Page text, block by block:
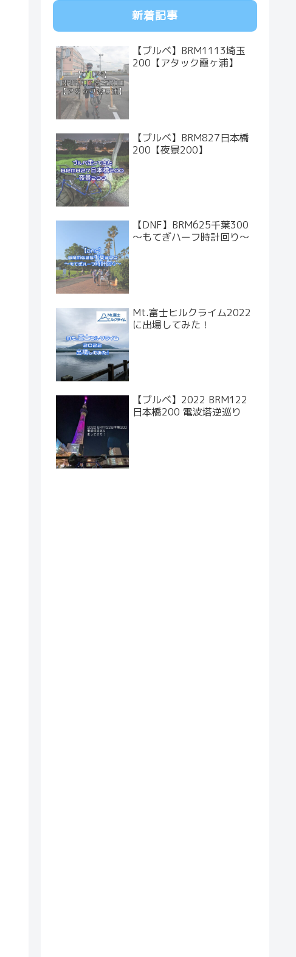
新着記事
【ブルベ】BRM1113埼玉
200【アタック霞ヶ浦】
【ブルベ】BRM827日本橋
200【夜景200】
【DNF】BRM625千葉300
～もてぎハーフ時計回り～
Mt.富士ヒルクライム2022
に出場してみた！
【ブルベ】2022 BRM122
日本橋200 電波塔逆巡り